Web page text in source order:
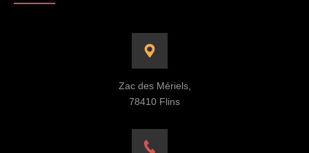
Zac des Mériels,
78410 Flins